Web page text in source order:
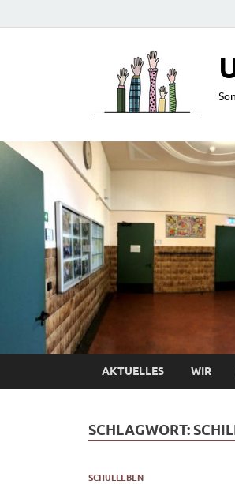
AKTUELLES WIR
SCHLAGWORT:
SCHULLEBEN